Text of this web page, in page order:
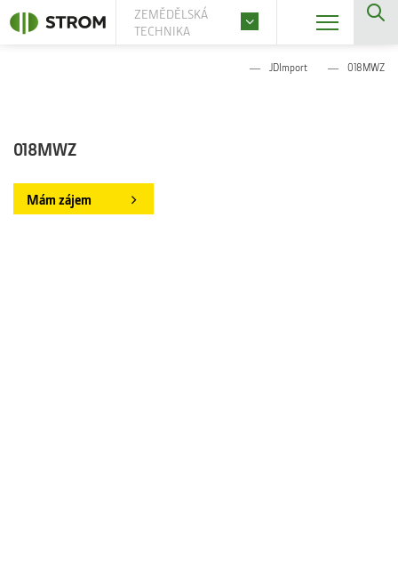
ZEMĚDĚLSKÁ
TECHNIKA
JDImport 018MWZ
018MWZ
Mám zájem